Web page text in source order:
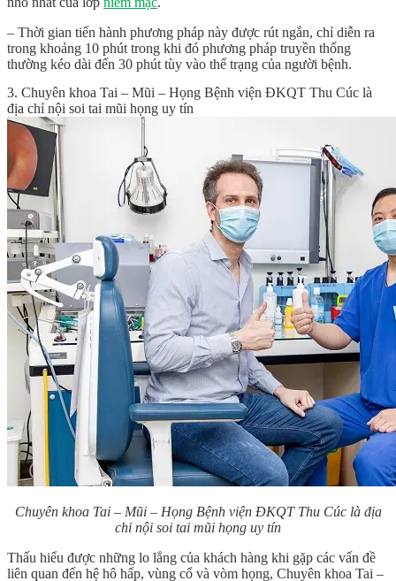
– Thời gian tiến hành phương pháp này được rút ngắn, chỉ diễn ra
trong khoảng 10 phút trong khi đó phương pháp truyền thống
thường kéo dài đến 30 phút tùy vào thể trạng của người bệnh.
3. Chuyên khoa Tai – Mũi – Họng Bệnh viện ĐKQT Thu Cúc là
địa chỉ nội soi tai mũi họng uy tín
Chuyên khoa Tai – Mũi – Họng Bệnh viện ĐKQT Thu Cúc là địa
chỉ nội soi tai mũi họng uy tín
Thấu hiểu được những lo lắng của khách hàng khi gặp các vấn đề
liên quan đến hệ hô hấp, vùng cổ và vòm họng, Chuyên khoa Tai –